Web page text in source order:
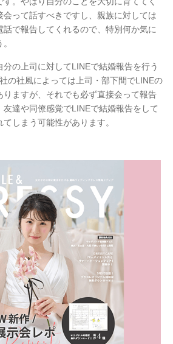
会って話すべきですし、親族に対しては
で報告してくれるので、特別何か気に
分の上司に対してLINEで結婚報告を行う
の社風によっては上司・部下間でLINEの
ますが、それでも必ず直接会って報告
達や同僚感覚でLINEで結婚報告をして
しまう可能性があります。